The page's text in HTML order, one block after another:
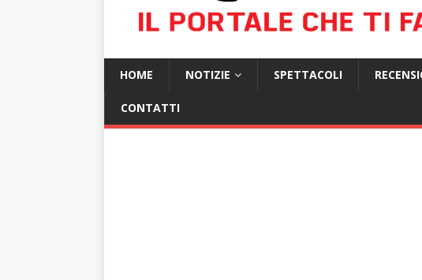
HOME NOTIZIE SPETTACOLI
CONTATTI